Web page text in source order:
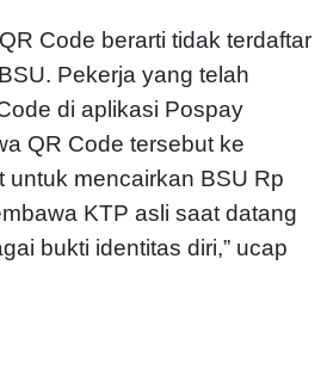
Code berarti tidak terdaftar
Pekerja yang telah
di aplikasi Pospay
QR Code tersebut ke
untuk mencairkan BSU Rp
KTP asli saat datang
bukti identitas diri,” ucap